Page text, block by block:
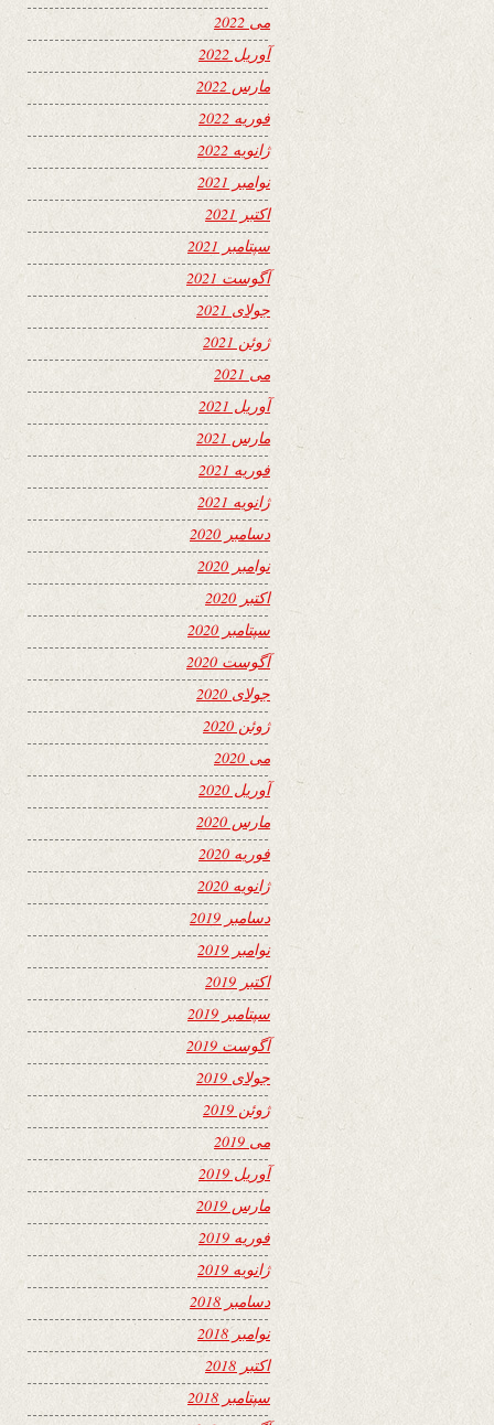
می 2022
آوریل 2022
مارس 2022
فوریه 2022
ژانویه 2022
نوامبر 2021
اکتبر 2021
سپتامبر 2021
آگوست 2021
جولای 2021
ژوئن 2021
می 2021
آوریل 2021
مارس 2021
فوریه 2021
ژانویه 2021
دسامبر 2020
نوامبر 2020
اکتبر 2020
سپتامبر 2020
آگوست 2020
جولای 2020
ژوئن 2020
می 2020
آوریل 2020
مارس 2020
فوریه 2020
ژانویه 2020
دسامبر 2019
نوامبر 2019
اکتبر 2019
سپتامبر 2019
آگوست 2019
جولای 2019
ژوئن 2019
می 2019
آوریل 2019
مارس 2019
فوریه 2019
ژانویه 2019
دسامبر 2018
نوامبر 2018
اکتبر 2018
سپتامبر 2018